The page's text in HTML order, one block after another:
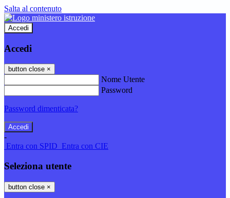
Salta al contenuto
Accedi
Accedi
button close ×
Nome Utente
Password
Password dimenticata?
-
Entra con SPID Entra con CIE
Seleziona utente
button close ×